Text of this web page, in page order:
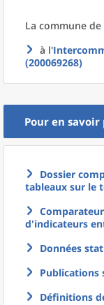
La commune de
à l'
(200069268)
Pour en savoir
Dossier
tableaux sur le
d'indicateurs
Données
Publications
Définitions